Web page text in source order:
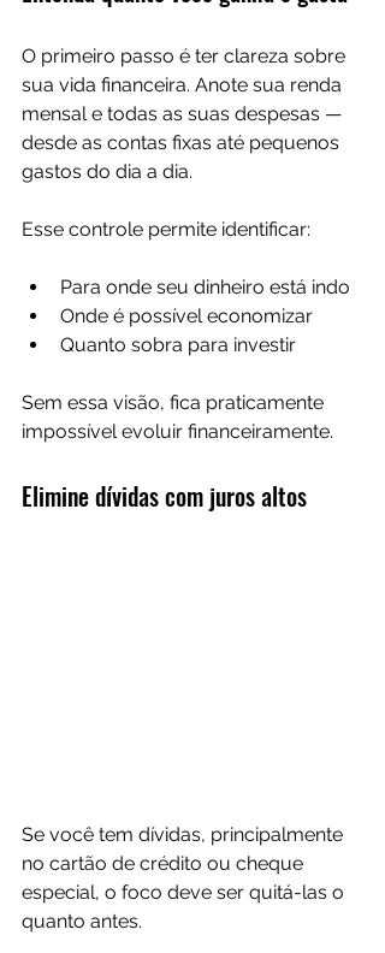
O primeiro passo é ter clareza sobre
sua vida financeira. Anote sua renda
mensal e todas as suas despesas —
desde as contas fixas até pequenos
gastos do dia a dia.
Esse controle permite identificar:
Para onde seu dinheiro está indo
Onde é possível economizar
Quanto sobra para investir
Sem essa visão, fica praticamente
impossível evoluir financeiramente.
Elimine dívidas com juros altos
Se você tem dívidas, principalmente
no cartão de crédito ou cheque
especial, o foco deve ser quitá-las o
quanto antes.